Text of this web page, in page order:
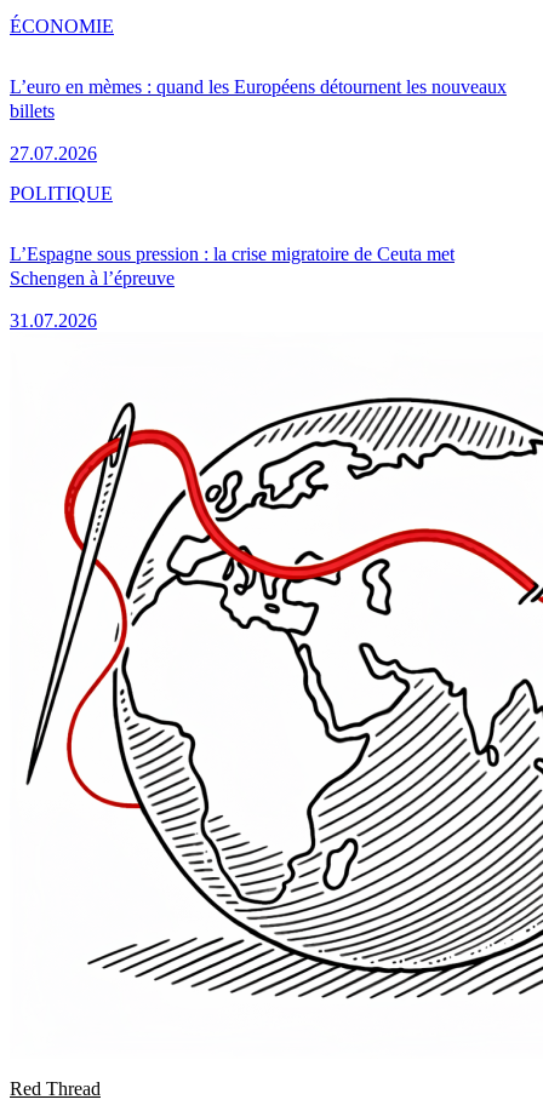
L’euro en mèmes : quand les Européens détournent les nouveaux
billets
27.07.2026
ÉCONOMIE
L’Espagne sous pression : la crise migratoire de Ceuta met
Schengen à l’épreuve
31.07.2026
POLITIQUE
Red Thread